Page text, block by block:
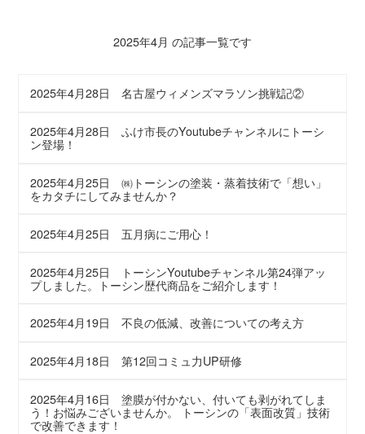
2025年4月 の記事一覧です
2025年4月28日 名古屋ウィメンズマラソン挑戦記②
2025年4月28日 ふけ市長のYoutubeチャンネルにトーシ
ン登場！
2025年4月25日 ㈱トーシンの塗装・蒸着技術で「想い」
をカタチにしてみませんか？
2025年4月25日 五月病にご用心！
2025年4月25日 トーシンYoutubeチャンネル第24弾アッ
プしました。トーシン歴代商品をご紹介します！
2025年4月19日 不良の低減、改善についての考え方
2025年4月18日 第12回コミュ力UP研修
2025年4月16日 塗膜が付かない、付いても剥がれてしま
う！お悩みございませんか。 トーシンの「表面改質」技術
で改善できます！